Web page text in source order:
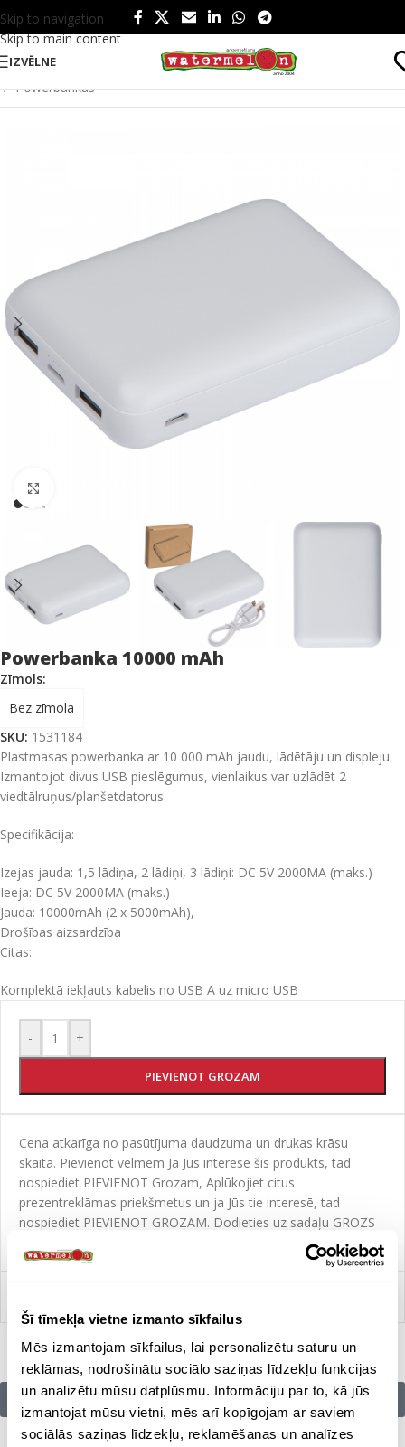
Šī tīmekļa vietne izmanto sīkfailus
Mēs izmantojam sīkfailus, lai personalizētu saturu un
reklāmas, nodrošinātu sociālo saziņas līdzekļu funkcijas
un analizētu mūsu datplūsmu. Informāciju par to, kā jūs
izmantojat mūsu vietni, mēs arī kopīgojam ar saviem
sociālās saziņas līdzekļu, reklamēšanas un analīzes
Skip to navigation
Skip to main content
IZVĒLNE
Sākums/ Tehnoloģijas un instrumenti
/ Powerbankas
Powerbanka 10000 mAh
Zīmols:
Bez zīmola
SKU: 1531184
Plastmasas powerbanka ar 10 000 mAh jaudu, lādētāju un displeju.
Izmantojot divus USB pieslēgumus, vienlaikus var uzlādēt 2
viedtālruņus/planšetdatorus.
Specifikācija:
Izejas jauda: 1,5 lādiņa, 2 lādiņi, 3 lādiņi: DC 5V 2000MA (maks.)
Ieeja: DC 5V 2000MA (maks.)
Jauda: 10000mAh (2 x 5000mAh),
Drošības aizsardzība
Citas:
Komplektā iekļauts kabelis no USB A uz micro USB
- +
PIEVIENOT GROZAM
Cena atkarīga no pasūtījuma daudzuma un drukas krāsu
skaita. Pievienot vēlmēm Ja Jūs interesē šis produkts, tad
nospiediet PIEVIENOT Grozam, Aplūkojiet citus
prezentreklāmas priekšmetus un ja Jūs tie interesē, tad
nospiediet PIEVIENOT GROZAM. Dodieties uz sadaļu GROZS
Citu zīmolu preces: